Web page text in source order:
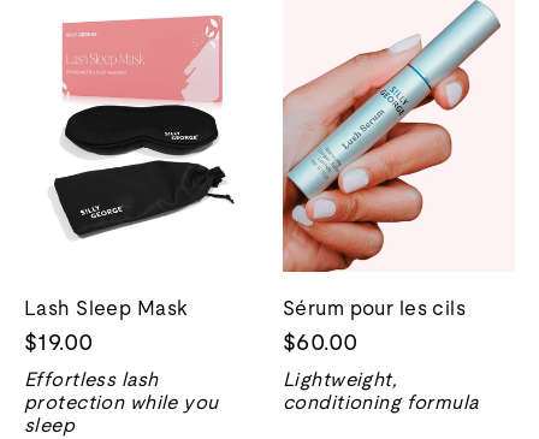
Lash Sleep Mask
$19.00
Effortless lash
protection while you
sleep
Sérum pour les cils
$60.00
Lightweight,
conditioning formula